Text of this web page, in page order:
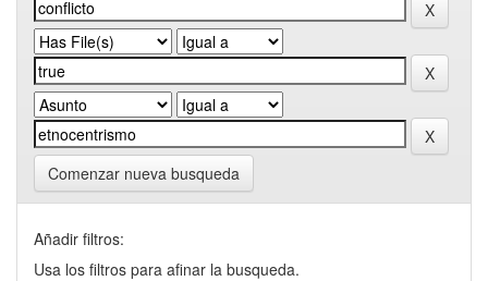
Comenzar nueva busqueda
Añadir filtros:
Usa los filtros para afinar la busqueda.